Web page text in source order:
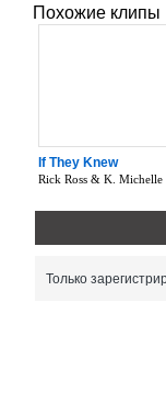
Похожие клипы
If They Knew
Rick Ross & K. Michelle
Только